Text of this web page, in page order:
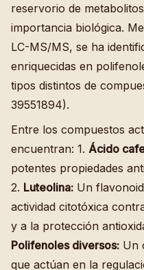
reservorio de
importancia biológica.
LC-MS/MS, se ha
enriquecidas en
tipos distintos de
39551894).
Entre los compuestos
encuentran: 1. Ácido
potentes propiedades
2. Luteolina: Un
actividad citotóxica
y a la protección
Polifenoles diversos: Un
que actúan en la